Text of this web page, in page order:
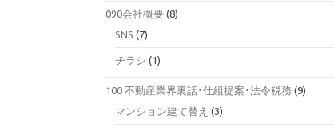
090会社概要 (8)
SNS (7)
チラシ (1)
100 不動産業界裏話･仕組提案･法令税務 (9)
マンション建て替え (3)